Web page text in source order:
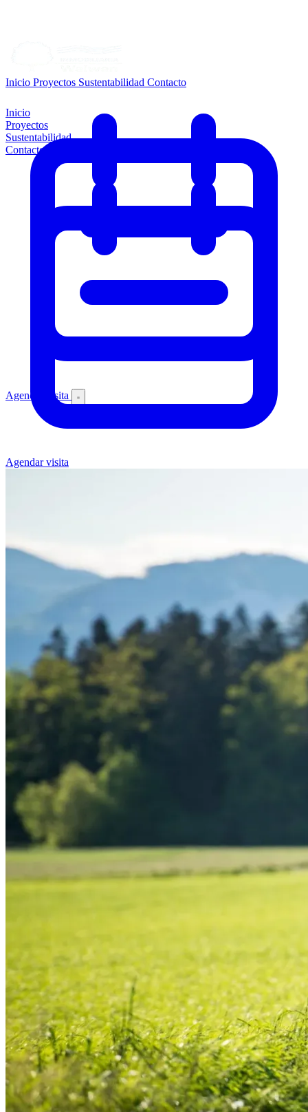
Inicio Proyectos Sustentabilidad Contacto
Agendar visita
Inicio
Proyectos
Sustentabilidad
Contacto
Agendar visita